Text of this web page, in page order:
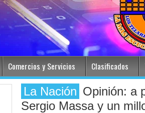
Comercios y Servicios Clasificados
La Nación Opinión: a
Sergio Massa y un